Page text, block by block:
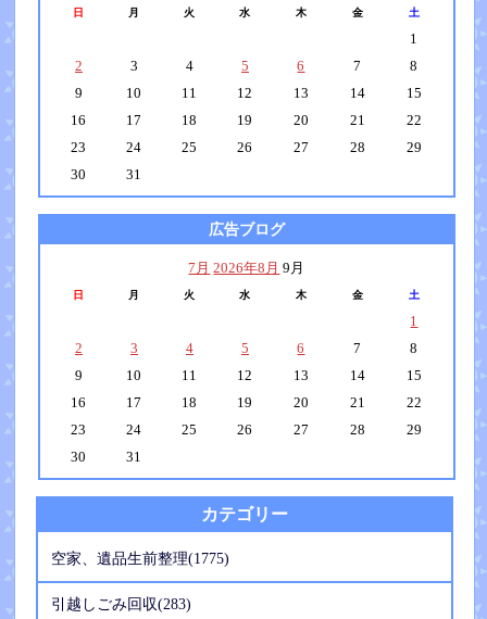
日 月 火 水 木 金 土
1
2
3 4 5 6 7
8
9
10 11 12 13 14
15
16
17 18 19 20 21
22
23
24 25 26 27 28
29
30
31
広告ブログ
7月 2026年8月 9月
日 月 火 水 木 金 土
1
2
3 4 5 6 7
8
9
10 11 12 13 14
15
16
17 18 19 20 21
22
23
24 25 26 27 28
29
30
31
カテゴリー
空家、遺品生前整理(1775)
引越しごみ回収(283)